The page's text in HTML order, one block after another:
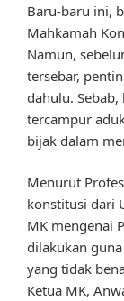
Baru-baru ini,
Mahkamah
Namun,
tersebar,
dahulu.
tercampur
bijak dalam
Menurut
konstitusi dari
MK mengenai
dilakukan
yang tidak
Ketua MK,